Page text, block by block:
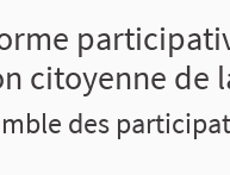
citoyenne de
des